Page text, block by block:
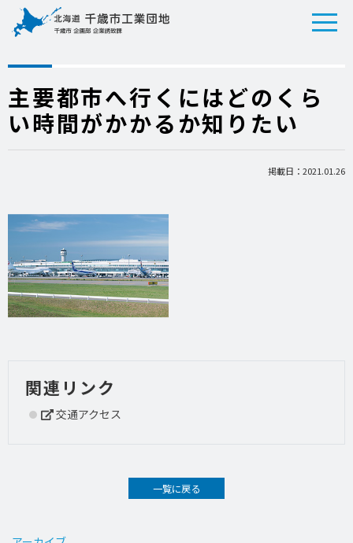
主要都市へ行くにはどのくら
い時間がかかるか知りたい
掲載日：2021.01.26
関連リンク
交通アクセス
一覧に戻る